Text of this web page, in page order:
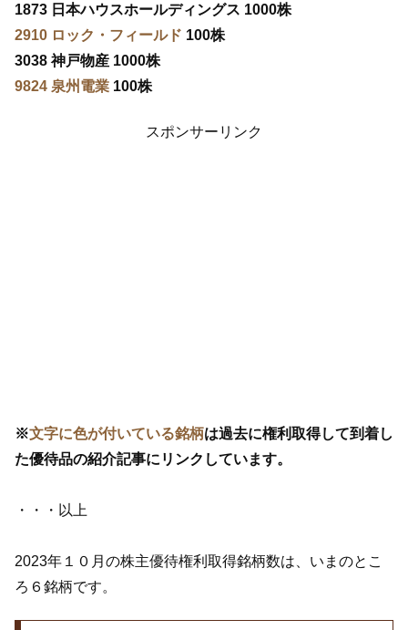
1873 日本ハウスホールディングス 1000株
2910 ロック・フィールド 100株
3038 神戸物産 1000株
9824 泉州電業 100株
スポンサーリンク
※文字に色が付いている銘柄は過去に権利取得して到着し
た優待品の紹介記事にリンクしています。
・・・以上
2023年１０月の株主優待権利取得銘柄数は、いまのとこ
ろ６銘柄です。